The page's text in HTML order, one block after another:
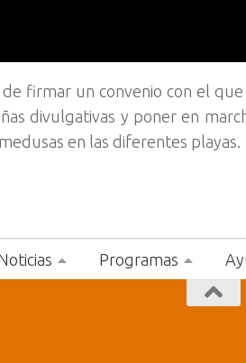
firmar un convenio con el
divulgativas y poner en
en las diferentes playas.
Programas